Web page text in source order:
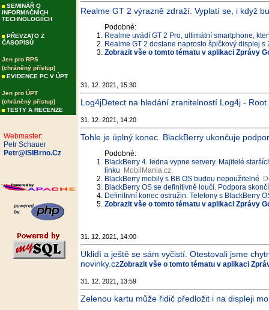
SEMINÁŘ O
INFORMAČNÍCH
TECHNOLOGIÍCH
PŘEVZATO Z
ČASOPISŮ
Jen pro RPS
(chráněný přístup)
EVIDENCE PC V ÚPT
Jen pro ÚPT
(chráněný přístup)
TESTY A RECENZE
Webmaster:
Petr Schauer
Petr@ISIBrno.Cz
Realme GT 2 výrazně zdraží. Vyplatí se, i když
Podobné:
Realme uvádí GT 2 Pro, ultimátní smartphone,
Realme GT 2 dostane naprosto špičkový displej
Zobrazit vše o tomto tématu v aplikaci Zprávy
31. 12. 2021, 15:30
Log4jDetect na hledání zranitelností Log4j -
31. 12. 2021, 14:20
Tohle je úplný konec. BlackBerry ukončuje
Podobné:
BlackBerry 4. ledna vypne servery. Majitelé
linku
MobilMania.cz
BlackBerry mobily s BB OS budou nepoužitelné
BlackBerry OS se definitivně loučí. Podpora
Definitivní konec ostružin. Telefony s BlackBerry
Zobrazit vše o tomto tématu v aplikaci Zprávy
31. 12. 2021, 14:00
Uklidí a ještě se sám vyčistí. Otestovali jsme
novinky.czZobrazit vše o tomto tématu v aplikaci
31. 12. 2021, 13:59
Zelenou kartu může řidič předložit i na displeji